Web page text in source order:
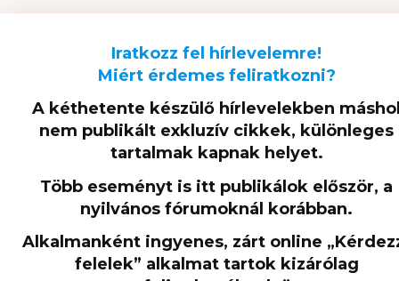
Iratkozz fel hírlevelemre!
Miért érdemes feliratkozni?
A kéthetente készülő hírlevelekben
nem publikált exkluzív cikkek, különleges
tartalmak kapnak helyet.
Több eseményt is itt publikálok először, a
nyilvános fórumoknál korábban.
Alkalmanként ingyenes, zárt online
felelek” alkalmat tartok kizárólag